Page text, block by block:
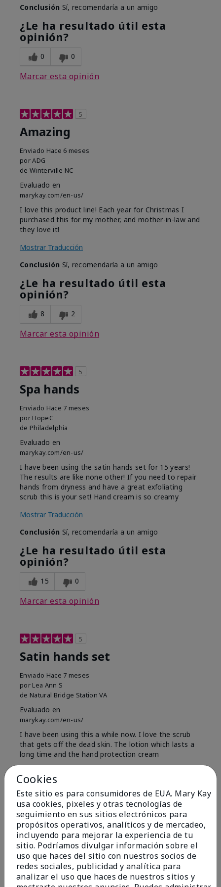
Conclusión Sí, recomendaría a un amigo
¿Le ha resultado útil esta
opinión?
0 0
Marcar esta opinión
5
Amazing
Enviado Hace 6 meses
porADG
de Winterville NC
Evaluado en
marykay.com/en-us/
I love this product line! Each year for Christmas I
purchased this for my mother, and mother-in-law and
they love it!
Mostrar Traducción
Conclusión Sí, recomendaría a un amigo
¿Le ha resultado útil esta
opinión?
8 2
Marcar esta opinión
5
Spa hands
Enviado Hace 7 meses
por HopeC
de Philadelphia
Evaluado en
marykay.com/en-us/
I have been using the satin hands set for 15 years!
The results are like none other! If you need to repair
hands from dryness and have a great exfoliating
scrub this is your set! Hand cream is so creamy
Mostrar Traducción
Conclusión Sí, recomendaría a un amigo
¿Le ha resultado útil esta
opinión?
15 0
Marcar esta opinión
5
Satin hands set
Enviado Hace 7 meses
por Lea Ann S
de Natural Bridge Station VA
Evaluado en
marykay.com/en-us/
I have been using this a while now. I love the scrub
that gets off the dead skin. The lotion which lasts a
long time and the hand protection cream
Conclusión
Sí, recomendaría a un amigo
¿Le ha resultado útil esta
opinión?
15 0
Marcar esta opinión
Cookies
Este sitio es para consumidores de EUA. Mary Kay
usa cookies, pixeles y otras tecnologías de
seguimiento en sus sitios electrónicos para
propósitos operativos, analíticos y de mercadeo,
incluyendo para mejorar la experiencia de tu
sitio. Podríamos divulgar información sobre el
uso que haces del sitio con nuestros socios de
redes sociales, publicidad y analítica para
analizar el uso que haces de nuestros sitios y